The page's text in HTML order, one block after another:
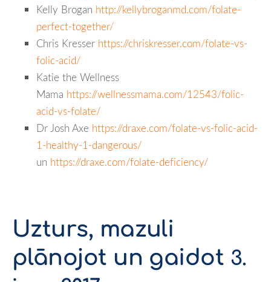
Kelly Brogan http://kellybroganmd.com/folate-
perfect-together/
Chris Kresser https://chriskresser.com/folate-vs-
folic-acid/
Katie the Wellness
Mama https://wellnessmama.com/12543/folic-
acid-vs-folate/
Dr Josh Axe https://draxe.com/folate-vs-folic-acid-
1-healthy-1-dangerous/
un https://draxe.com/folate-deficiency/
Uzturs, mazuli
plānojot un gaidot 3.